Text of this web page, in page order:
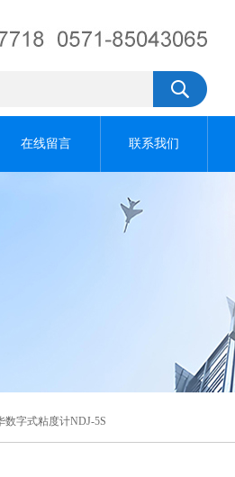
在线留言 联系我们
数字式粘度计NDJ-5S